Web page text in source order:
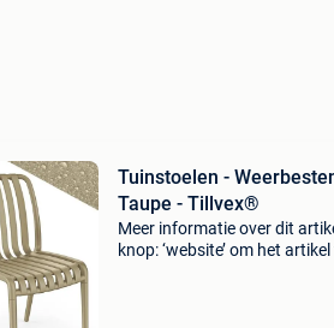
Tuinstoelen -
Taupe - Tillvex®
Meer informatie over dit
knop: ‘website’ om het